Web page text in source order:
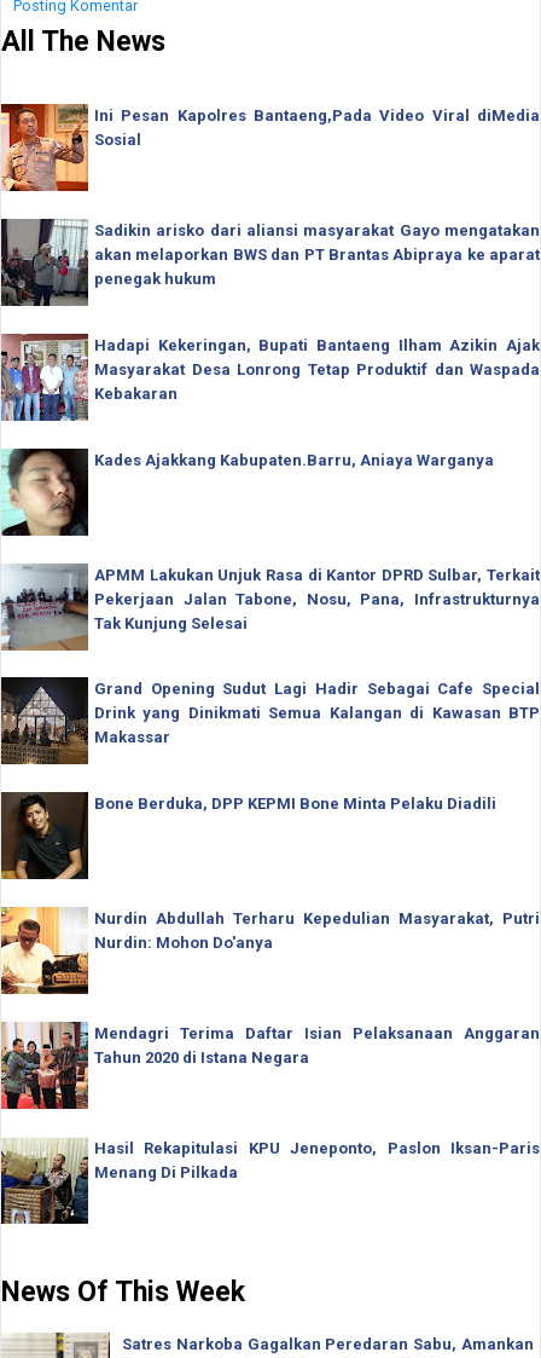
Posting Komentar
All The News
Ini Pesan Kapolres Bantaeng,Pada Video Viral diMedia
Sosial
Sadikin arisko dari aliansi masyarakat Gayo mengatakan
akan melaporkan BWS dan PT Brantas Abipraya ke aparat
penegak hukum
Hadapi Kekeringan, Bupati Bantaeng Ilham Azikin Ajak
Masyarakat Desa Lonrong Tetap Produktif dan Waspada
Kebakaran
Kades Ajakkang Kabupaten.Barru, Aniaya Warganya
APMM Lakukan Unjuk Rasa di Kantor DPRD Sulbar, Terkait
Pekerjaan Jalan Tabone, Nosu, Pana, Infrastrukturnya
Tak Kunjung Selesai
Grand Opening Sudut Lagi Hadir Sebagai Cafe Special
Drink yang Dinikmati Semua Kalangan di Kawasan BTP
Makassar
Bone Berduka, DPP KEPMI Bone Minta Pelaku Diadili
Nurdin Abdullah Terharu Kepedulian Masyarakat, Putri
Nurdin: Mohon Do'anya
Mendagri Terima Daftar Isian Pelaksanaan Anggaran
Tahun 2020 di Istana Negara
Hasil Rekapitulasi KPU Jeneponto, Paslon Iksan-Paris
Menang Di Pilkada
News Of This Week
Satres Narkoba Gagalkan Peredaran Sabu, Amankan